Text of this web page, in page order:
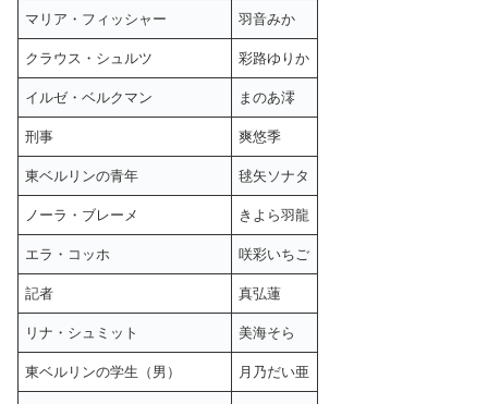
マリア・フィッシャー 羽音みか
クラウス・シュルツ 彩路ゆりか
イルゼ・ベルクマン まのあ澪
刑事 爽悠季
東ベルリンの青年 毬矢ソナタ
ノーラ・ブレーメ きよら羽龍
エラ・コッホ 咲彩いちご
記者 真弘蓮
リナ・シュミット 美海そら
東ベルリンの学生（男） 月乃だい亜